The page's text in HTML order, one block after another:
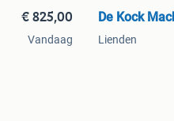
€ 825,00
Vandaag
De Kock
Lienden